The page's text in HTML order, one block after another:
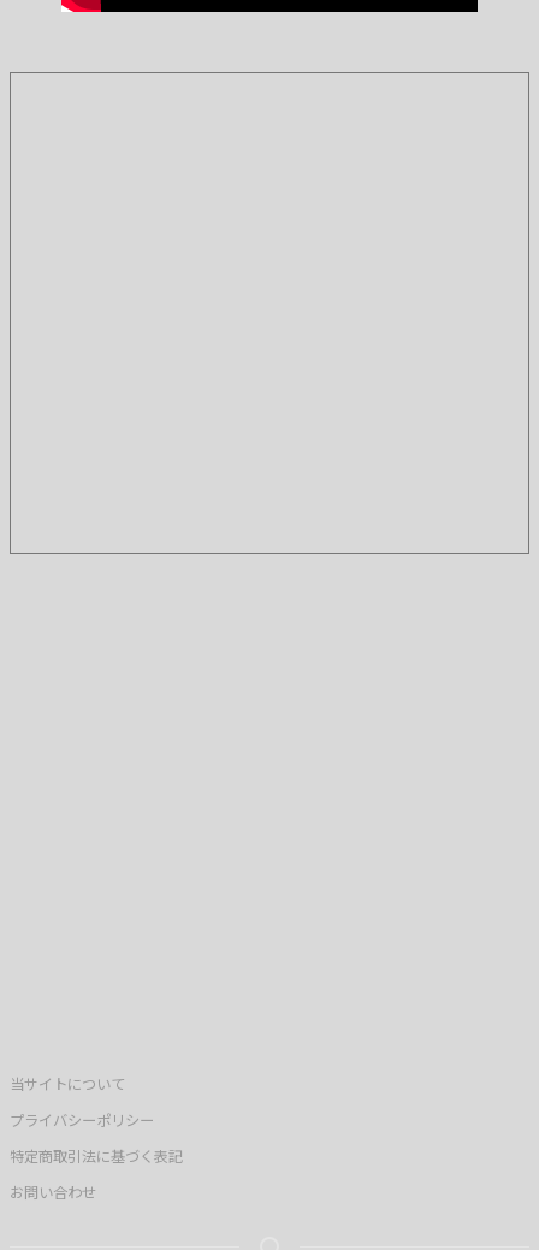
当サイトについて
プライバシーポリシー
特定商取引法に基づく表記
お問い合わせ